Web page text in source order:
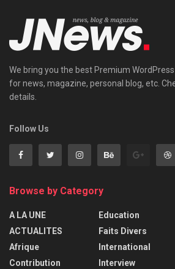
We bring you the best Premium
for news, magazine, personal blog, etc.
details.
Follow Us
Browse by Category
A LA UNE
ACTUALITES
Afrique
Contribution
Education
Faits Divers
International
Interview